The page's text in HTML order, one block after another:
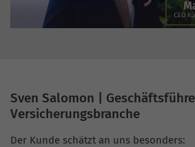
Sven Salomon |
Versicherungsbranche
Der Kunde schätzt an uns besonders: